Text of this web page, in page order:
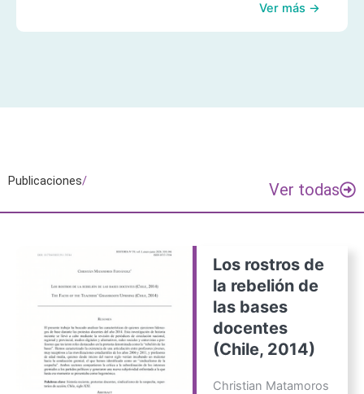
Ver más →
Publicaciones/ Ver todas
Los rostros de
la rebelión de
las bases
docentes
(Chile, 2014)
Christian Matamoros